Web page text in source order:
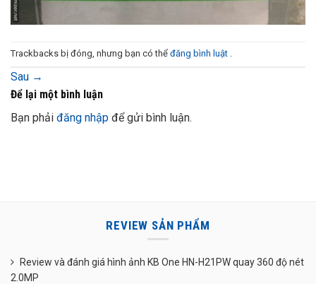
Trackbacks bị đóng, nhưng bạn có thể đăng bình luật .
Sau →
Để lại một bình luận
Bạn phải đăng nhập để gửi bình luận.
REVIEW SẢN PHẨM
Review và đánh giá hình ảnh KB One HN-H21PW quay 360 độ nét
2.0MP